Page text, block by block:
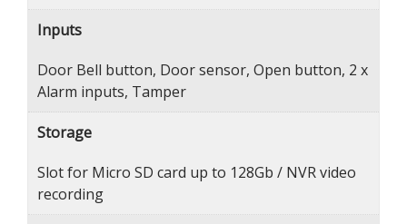
Inputs
Door Bell button, Door sensor, Open button, 2 x
Alarm inputs, Tamper
Storage
Slot for Micro SD card up to 128Gb / NVR video
recording